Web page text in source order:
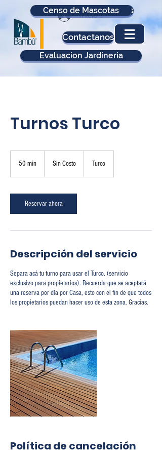
Inicio Sesión
Actualización Datos
Censo de Mascotas
Contactanos
Evaluacion Jardineria
Turnos Turco
50 min
m
i
Sin Costo Turco
Reservar ahora
Descripción del servicio
Separa acá tu turno para usar el Turco. (servicio
exclusivo para propietarios). Recuerda que se aceptará
una reserva por día por Casa, esto con el fin de que todos
los propietarios puedan hacer uso de esta zona. Gracias.
Política de cancelación